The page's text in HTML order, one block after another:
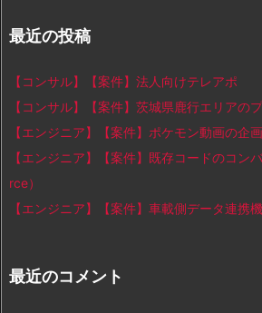
最近の投稿
【コンサル】【案件】法人向けテレアポ
【コンサル】【案件】茨城県鹿行エリアの
【エンジニア】【案件】ポケモン動画の企
【エンジニア】【案件】既存コードのコン
rce）
【エンジニア】【案件】車載側データ連携
最近のコメント